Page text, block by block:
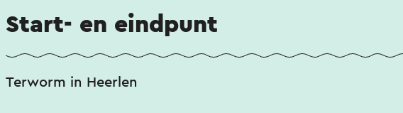
Start- en eindpunt
Terworm in Heerlen